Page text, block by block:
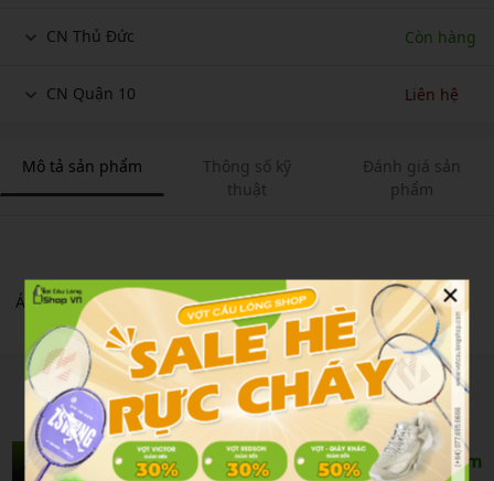
CN Thủ Đức Còn hàng
CN Quận 10 Liên hệ
Mô tả sản phẩm
Thông số kỹ
thuật
Đánh giá sản
phẩm
Áo Cầu Lông Yonex Rm-j035-3089-rw2-s Glacier Gray
Sản Phẩm Liên Quan Xem thêm
×